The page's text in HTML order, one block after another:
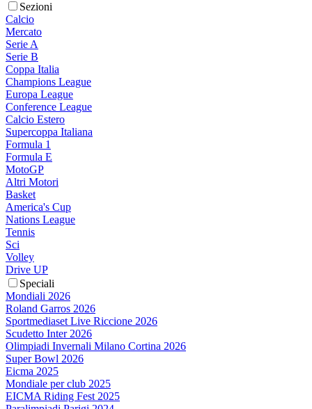
Sezioni
Calcio
Mercato
Serie A
Serie B
Coppa Italia
Champions League
Europa League
Conference League
Calcio Estero
Supercoppa Italiana
Formula 1
Formula E
MotoGP
Altri Motori
Basket
America's Cup
Nations League
Tennis
Sci
Volley
Drive UP
Speciali
Mondiali 2026
Roland Garros 2026
Sportmediaset Live Riccione 2026
Scudetto Inter 2026
Olimpiadi Invernali Milano Cortina 2026
Super Bowl 2026
Eicma 2025
Mondiale per club 2025
EICMA Riding Fest 2025